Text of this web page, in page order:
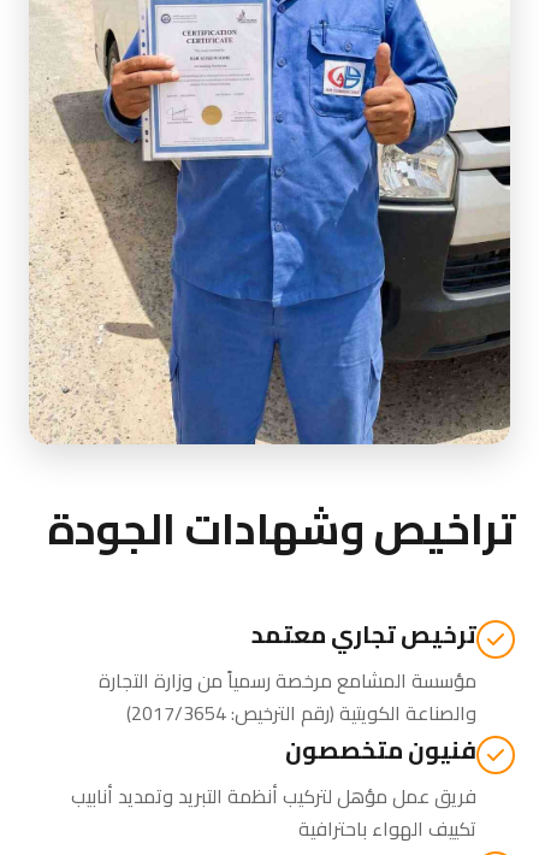
تراخيص وشهادات الجودة
ترخيص تجاري معتمد
مؤسسة المشامع مرخصة رسمياً منوزارة التجارة
والصناعة الكويتية(رقم الترخيص: 2017/3654)
فنيون متخصصون
فريق عمل مؤهل لتركيب أنظمة التبريد وتمديد أنابيب
تكييف الهواء باحترافية